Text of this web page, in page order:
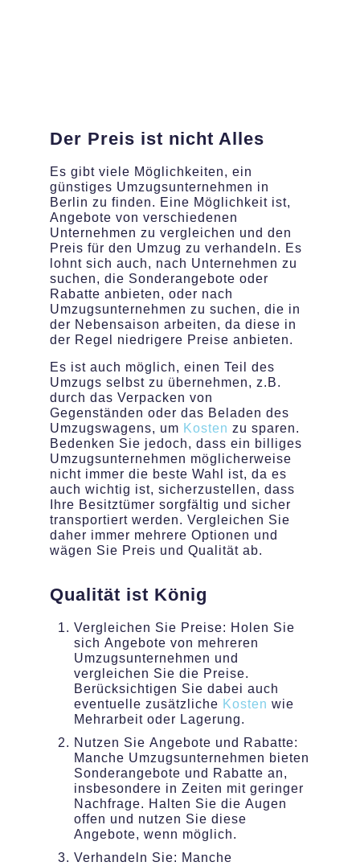
Der Preis ist nicht Alles
Es gibt viele Möglichkeiten, ein
günstiges Umzugsunternehmen in
Berlin zu finden. Eine Möglichkeit ist,
Angebote von verschiedenen
Unternehmen zu vergleichen und den
Preis für den Umzug zu verhandeln. Es
lohnt sich auch, nach Unternehmen zu
suchen, die Sonderangebote oder
Rabatte anbieten, oder nach
Umzugsunternehmen zu suchen, die in
der Nebensaison arbeiten, da diese in
der Regel niedrigere Preise anbieten.
Es ist auch möglich, einen Teil des
Umzugs selbst zu übernehmen, z.B.
durch das Verpacken von
Gegenständen oder das Beladen des
Umzugswagens, um Kosten zu sparen.
Bedenken Sie jedoch, dass ein billiges
Umzugsunternehmen möglicherweise
nicht immer die beste Wahl ist, da es
auch wichtig ist, sicherzustellen, dass
Ihre Besitztümer sorgfältig und sicher
transportiert werden. Vergleichen Sie
daher immer mehrere Optionen und
wägen Sie Preis und Qualität ab.
Qualität ist König
Vergleichen Sie Preise: Holen Sie
sich Angebote von mehreren
Umzugsunternehmen und
vergleichen Sie die Preise.
Berücksichtigen Sie dabei auch
eventuelle zusätzliche Kosten wie
Mehrarbeit oder Lagerung.
Nutzen Sie Angebote und Rabatte:
Manche Umzugsunternehmen bieten
Sonderangebote und Rabatte an,
insbesondere in Zeiten mit geringer
Nachfrage. Halten Sie die Augen
offen und nutzen Sie diese
Angebote, wenn möglich.
Verhandeln Sie: Manche